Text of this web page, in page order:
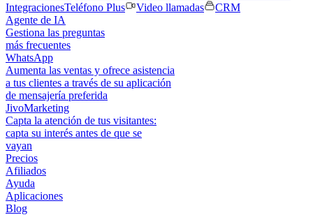
IntegracionesTeléfono Plus Video llamadas
CRM
Agente de IA
Gestiona las preguntas
más frecuentes
WhatsApp
Aumenta las ventas y ofrece asistencia
a tus clientes a través de su aplicación
de mensajería preferida
JivoMarketing
Capta la atención de tus visitantes:
capta su interés antes de que se
vayan
Precios
Afiliados
Ayuda
Aplicaciones
Blog